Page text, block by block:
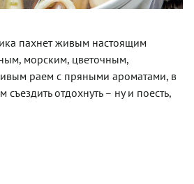
пахнет живым настоящим
морским, цветочным,
раем с пряными ароматами, в
отдохнуть – ну и поесть,